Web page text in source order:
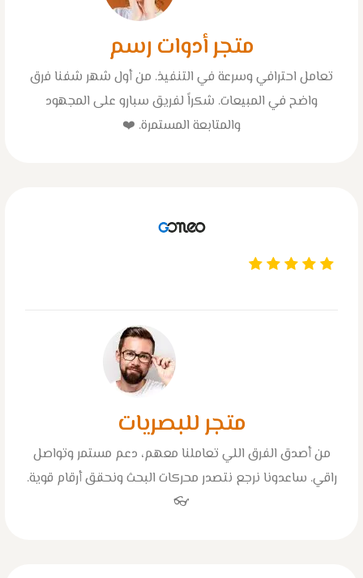
متجر أدوات رسم
تعامل احترافي وسرعة في التنفيذ. من أول شهر شفنا فرق
واضح في المبيعات. شكراً لفريق سبارو على المجهود
والمتابعة المستمرة. ❤️
متجر للبصريات
من أصدق الفرق اللي تعاملنا معهم، دعم مستمر وتواصل
راقي. ساعدونا نرجع نتصدر محركات البحث ونحقق أرقام قوية.
👓